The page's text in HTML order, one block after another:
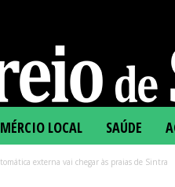
LOCAL SAÚDE
externa vai chegar às praias de Sintra